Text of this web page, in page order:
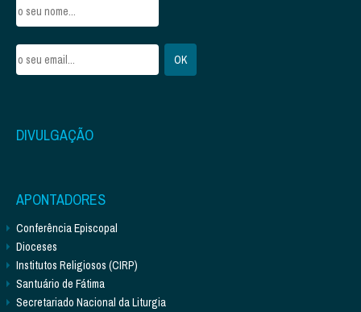
DIVULGAÇÃO
APONTADORES
Conferência Episcopal
Dioceses
Institutos Religiosos (CIRP)
Santuário de Fátima
Secretariado Nacional da Liturgia